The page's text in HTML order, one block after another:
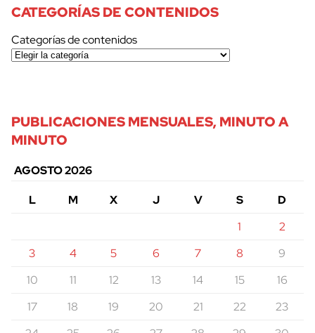
CATEGORÍAS DE CONTENIDOS
Categorías de contenidos
PUBLICACIONES MENSUALES, MINUTO A
MINUTO
AGOSTO 2026
L
M X J V S
D
1
2
3
4 5 6 7 8
9
10
11 12 13 14 15
16
17
18 19 20 21 22
23